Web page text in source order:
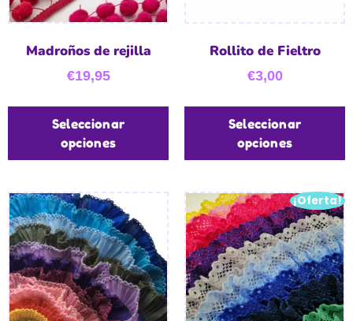
Madroños de rejilla
€19,95
Seleccionar
opciones
Rollito de Fieltro
€3,00
Seleccionar
opciones
¡Oferta!